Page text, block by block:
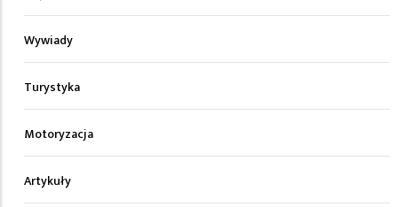
Wywiady
Turystyka
Motoryzacja
Artykuły